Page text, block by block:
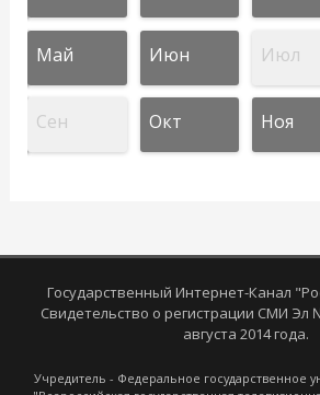
Май Июн Июл
Сен Окт Ноя
Государственный Интернет-Канал
Свидетельство о регистрации СМИ Эл
августа 2014 года.
Учредитель - Федеральное государственное